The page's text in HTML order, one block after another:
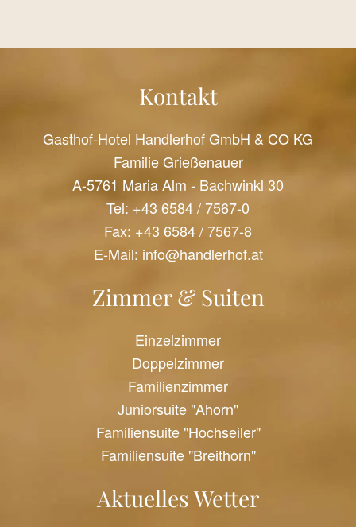
Kontakt
Gasthof-Hotel Handlerhof GmbH & CO KG
Familie Grießenauer
A-5761 Maria Alm - Bachwinkl 30
Tel: +43 6584 / 7567-0
Fax: +43 6584 / 7567-8
E-Mail: info@handlerhof.at
Zimmer & Suiten
Einzelzimmer
Doppelzimmer
Familienzimmer
Juniorsuite "Ahorn"
Familiensuite "Hochseiler"
Familiensuite "Breithorn"
Aktuelles Wetter